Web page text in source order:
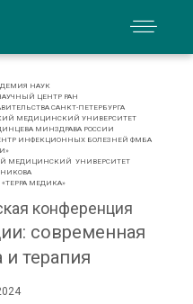
НАУК
ЦЕНТР РАН
САНКТ-ПЕТЕРБУРГА
МЕДИЦИНСКИЙ УНИВЕРСИТЕТ
МИНЗДРАВА РОССИИ
ИНФЕКЦИОННЫХ БОЛЕЗНЕЙ ФМБА
МЕДИЦИНСКИЙ УНИВЕРСИТЕТ
МЕДИКА»
конференция
современная
и терапия